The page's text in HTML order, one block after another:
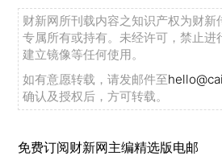
财新网所刊载内容之知识产权为财新
专属所有或持有。未经许可，禁止进
建立镜像等任何使用。
如有意愿转载，请发邮件至
确认及授权后，方可转载。
免费订阅财新网主编精选版电邮